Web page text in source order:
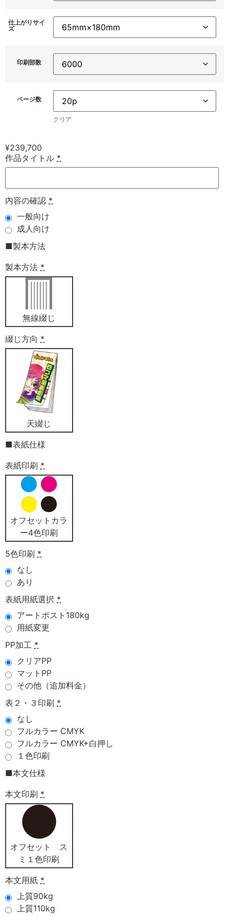
仕上がりサイ
ズ
印刷部数
ページ数
クリア
¥239,700
作品タイトル *
内容の確認 *
一般向け
成人向け
■製本方法
製本方法 *
無線綴じ
綴じ方向 *
天綴じ
■表紙仕様
表紙印刷 *
オフセットカラ
ー4色印刷
5色印刷 *
なし
あり
表紙用紙選択 *
アートポスト180kg
用紙変更
PP加工 *
クリアPP
マットPP
その他（追加料金）
表２・３印刷 *
なし
フルカラー CMYK
フルカラー CMYK+白押し
１色印刷
■本文仕様
本文印刷 *
オフセット ス
ミ１色印刷
本文用紙 *
上質90kg
上質110kg